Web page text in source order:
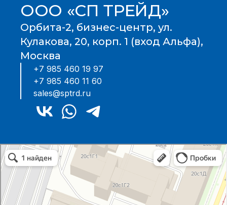
ООО «СП ТРЕЙД»
Орбита-2, бизнес-центр, ул.
Кулакова, 20, корп. 1 (вход Альфа),
Москва
+7 985 460 19 97
+7 985 460 11 60
sales@sptrd.ru